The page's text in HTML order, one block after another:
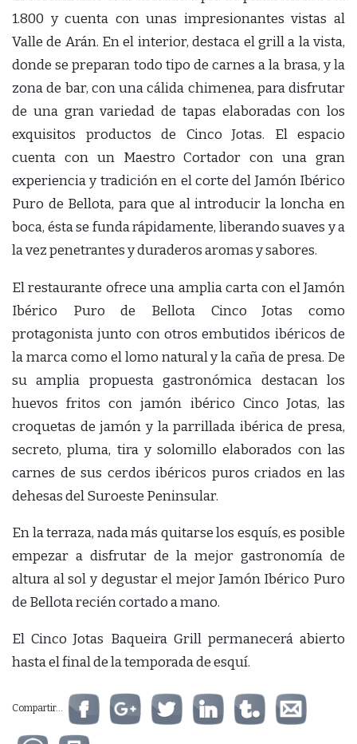
1.800 y cuenta con unas impresionantes vistas al
Valle de Arán. En el interior, destaca el grill a la vista,
donde se preparan todo tipo de carnes a la brasa, y la
zona de bar, con una cálida chimenea, para disfrutar
de una gran variedad de tapas elaboradas con los
exquisitos productos de Cinco Jotas. El espacio
cuenta con un Maestro Cortador con una gran
experiencia y tradición en el corte del Jamón Ibérico
Puro de Bellota, para que al introducir la loncha en
boca, ésta se funda rápidamente, liberando suaves y a
la vez penetrantes y duraderos aromas y sabores.
El restaurante ofrece una amplia carta con el Jamón
Ibérico Puro de Bellota Cinco Jotas como
protagonista junto con otros embutidos ibéricos de
la marca como el lomo natural y la caña de presa. De
su amplia propuesta gastronómica destacan los
huevos fritos con jamón ibérico Cinco Jotas, las
croquetas de jamón y la parrillada ibérica de presa,
secreto, pluma, tira y solomillo elaborados con las
carnes de sus cerdos ibéricos puros criados en las
dehesas del Suroeste Peninsular.
En la terraza, nada más quitarse los esquís, es posible
empezar a disfrutar de la mejor gastronomía de
altura al sol y degustar el mejor Jamón Ibérico Puro
de Bellota recién cortado a mano.
El Cinco Jotas Baqueira Grill permanecerá abierto
hasta el final de la temporada de esquí.
Compartir...